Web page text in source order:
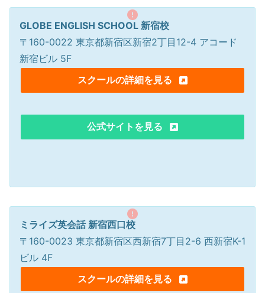
GLOBE ENGLISH SCHOOL 新宿校
〒160-0022 東京都新宿区新宿2丁目12-4 アコード
新宿ビル 5F
スクールの詳細を見る
公式サイトを見る
ミライズ英会話 新宿西口校
〒160-0023 東京都新宿区西新宿7丁目2-6 西新宿K-1
ビル 4F
スクールの詳細を見る